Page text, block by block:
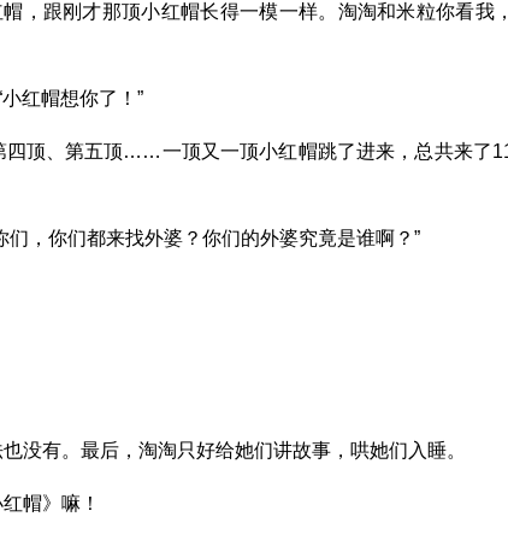
，跟刚才那顶小红帽长得一模一样。淘淘和米粒你看我
红帽想你了！”
四顶、第五顶……一顶又一顶小红帽跳了进来，总共来了
，你们都来找外婆？你们的外婆究竟是谁啊？”
没有。最后，淘淘只好给她们讲故事，哄她们入睡。
帽》嘛！